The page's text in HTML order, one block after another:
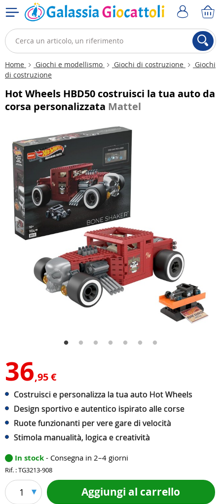
Home Giochi e modellismo Giochi di costruzione
Giochi
di costruzione
Hot Wheels HBD50 costruisci la tua auto da
corsa personalizzata Mattel
36,95 €
Costruisci e personalizza la tua auto Hot Wheels
Design sportivo e autentico ispirato alle corse
Ruote funzionanti per vere gare di velocità
Stimola manualità, logica e creatività
In stock - Consegna in 2–4 giorni
Rif. : TG3213-908
1 Aggiungi al carrello